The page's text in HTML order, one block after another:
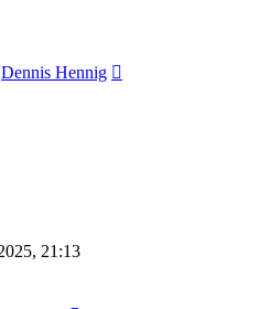
Dennis Hennig
21:13